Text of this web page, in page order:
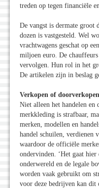
treden op tegen financiële
De vangst is dermate groot
dozen is vastgesteld. Wel
vrachtwagens geschat op
miljoen euro. De
vervolgen. Hun rol in het
De artikelen zijn in beslag
Verkopen of
Niet alleen het handelen en
merkkleding is strafbaar,
merken, modellen en
handel schuilen, verdienen
waardoor de officiële
ondervinden. ‘Het gaat
onderwereld en de legale
worden vaak gebruikt om
voor deze bedrijven kan dit